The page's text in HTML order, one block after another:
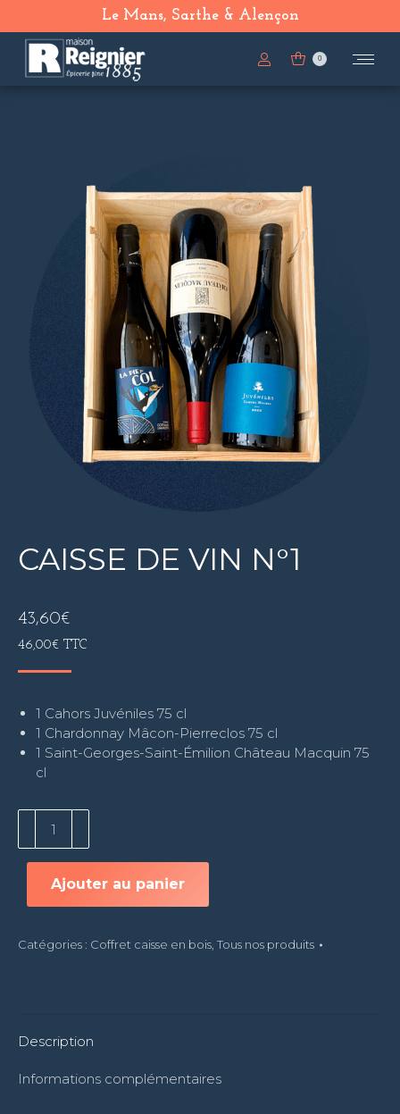
Le Mans, Sarthe & Alençon
0
CAISSE DE VIN N°1
43,60€
46,00€ TTC
1 Cahors Juvéniles 75 cl
1 Chardonnay Mâcon-Pierreclos 75 cl
1 Saint-Georges-Saint-Émilion Château Macquin 75
cl
Ajouter au panier
Catégories : Coffret caisse en bois Tous nos produits
Description
Informations complémentaires